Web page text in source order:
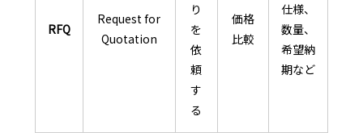
RFQ
Request for
Quotation
り
を
依
頼
す
る
価格
比較
仕様、
数量、
希望納
期など